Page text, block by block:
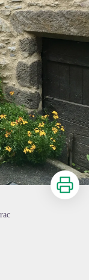
Imprimer